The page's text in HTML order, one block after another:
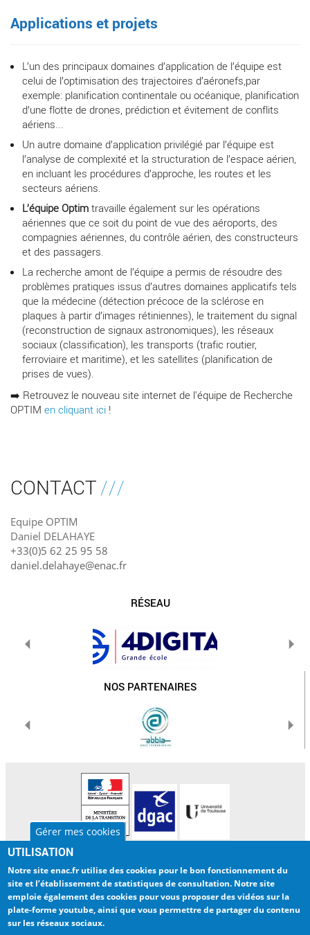
Gérer mes cookies
UTILISATION
Notre site enac.fr utilise des cookies pourle bon fonctionnement du
site et l’établissement de statistiques de consultation. Notre site
emploie également des cookies pourvous proposer des vidéos sur la
plate-forme youtube, ainsi que vous permettre de partager du contenu
sur les réseaux sociaux.
Applications et projets
L’un des principaux domaines d’application de l’équipe est
celui de l’optimisation des trajectoires d’aéronefs,par
exemple: planification continentale ou océanique, planification
d’une flotte de drones, prédiction et évitement de conflits
aériens...
Un autre domaine d’application privilégié par l’équipe est
l’analyse de complexité et la structuration de l’espace aérien,
en incluant les procédures d’approche, les routes et les
secteurs aériens.
L’équipe Optim travaille également sur les opérations
aériennes que ce soit du point de vue des aéroports, des
compagnies aériennes, du contrôle aérien, des constructeurs
et des passagers.
La recherche amont de l’équipe a permis de résoudre des
problèmes pratiques issus d’autres domaines applicatifs tels
que la médecine (détection précoce de la sclérose en
plaques à partir d’images rétiniennes), le traitement du signal
(reconstruction de signaux astronomiques), les réseaux
sociaux (classification), les transports (trafic routier,
ferroviaire et maritime), et les satellites (planification de
prises de vues).
➡️ Retrouvez le nouveau site internet de l'équipe de Recherche
OPTIM en cliquant ici !
CONTACT
Equipe OPTIM
Daniel DELAHAYE
+33(0)5 62 25 95 58
daniel.delahaye@enac.fr
RÉSEAU
NOS PARTENAIRES
LA RECHERCHE
ENTREPRISES
BIBLIOTHEQUE
ENAC NUMERIQUE